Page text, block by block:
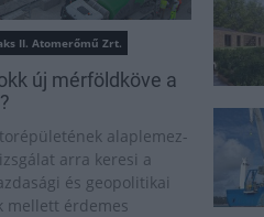
II. Atomerőmű Zrt.
új mérföldköve a
alaplemez-
arra keresi a
és geopolitikai
mellett érdemes